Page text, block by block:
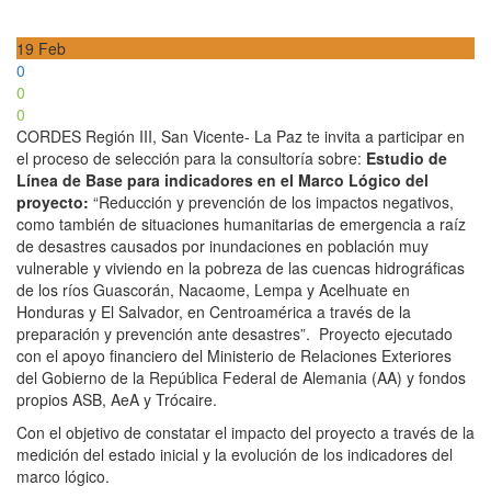
19 Feb
0
0
0
CORDES Región III, San Vicente- La Paz te invita a participar en
el proceso de selección para la consultoría sobre: Estudio de
Línea de Base para indicadores en el Marco Lógico del
proyecto: “Reducción y prevención de los impactos negativos,
como también de situaciones humanitarias de emergencia a raíz
de desastres causados por inundaciones en población muy
vulnerable y viviendo en la pobreza de las cuencas hidrográficas
de los ríos Guascorán, Nacaome, Lempa y Acelhuate en
Honduras y El Salvador, en Centroamérica a través de la
preparación y prevención ante desastres”. Proyecto ejecutado
con el apoyo financiero del Ministerio de Relaciones Exteriores
del Gobierno de la República Federal de Alemania (AA) y fondos
propios ASB, AeA y Trócaire.
Con el objetivo de constatar el impacto del proyecto a través de la
medición del estado inicial y la evolución de los indicadores del
marco lógico.